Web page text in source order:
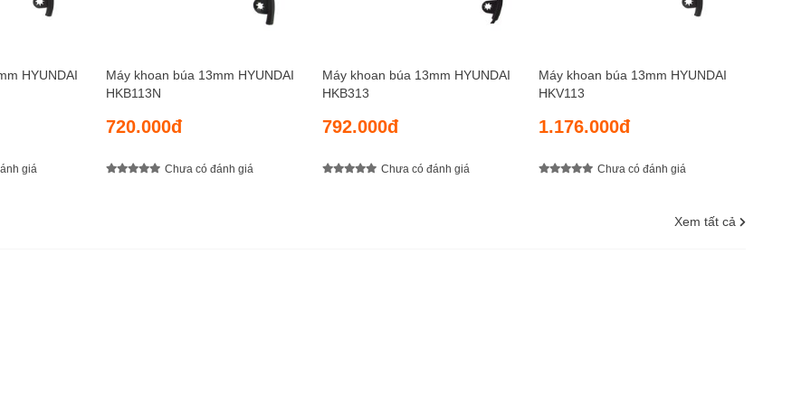
tạo cảm giác thoải mái và an toàn cho người dùng. Vị trí công tắc, gạt đảo chiều và các nút chỉnh, giữ tốc độ đều
Hyundai HKB213
khi mua
HYUNDAI
giá
Máy khoan búa 13mm HYUNDAI
HKB113N
720.000đ
Chưa có đánh giá
Máy khoan búa 13mm HYUNDAI
HKB313
792.000đ
Chưa có đánh giá
Máy khoan búa 13mm HYUNDAI
HKV113
1.176.000đ
Chưa có đánh giá
Xem tất cả